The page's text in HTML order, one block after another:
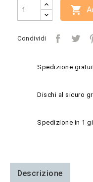

Condividi
Spedizione
Dischi al sicuro
Spedizione in 1
Descrizione